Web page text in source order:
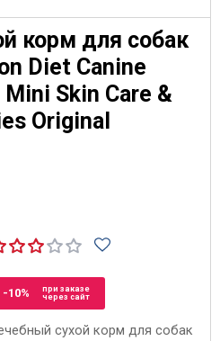
корм для собак
Diet Canine
Skin Care &
Original
-10%
при заказе
через сайт
сухой корм для собак